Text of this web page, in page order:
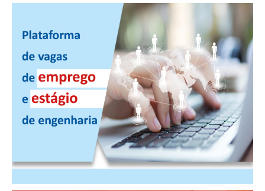
PUBLICIDADE
MANUAL DE REDAÇÃO
RELEASES
CONTATO